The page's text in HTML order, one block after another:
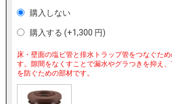
購入しない
購入する (+1,300 円)
床・壁面の塩ビ管と排水トラップ管をつなぐた
す。隙間をなくすことで漏水やグラつきを抑え
を防ぐための部材です。